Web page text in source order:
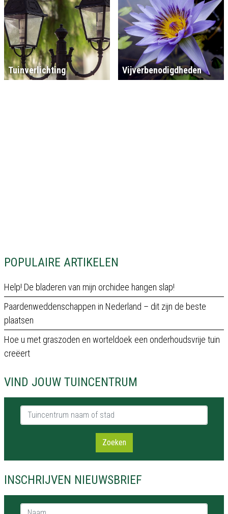
POPULAIRE ARTIKELEN
Help! De bladeren van mijn orchidee hangen slap!
Paardenweddenschappen in Nederland – dit zijn de beste
plaatsen
Hoe u met graszoden en worteldoek een onderhoudsvrije tuin
creëert
VIND JOUW TUINCENTRUM
Tuincentrum naam of stad
Zoeken
INSCHRIJVEN NIEUWSBRIEF
Naam *
Tuinverlichting Vijverbenodigdheden